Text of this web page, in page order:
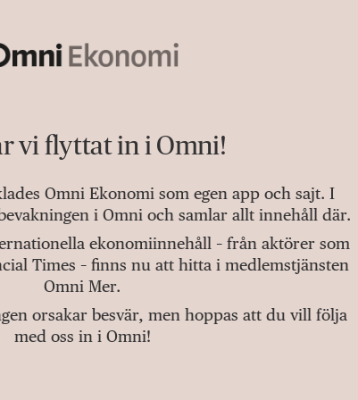
vi flyttat in i Omni!
Omni Ekonomi som egen app och sajt. I
i Omni och samlar allt innehåll där.
ekonomiinnehåll – från aktörer som
Times – finns nu att hitta i medlemstjänsten
Omni Mer.
orsakar besvär, men hoppas att du vill följa
med oss in i Omni!